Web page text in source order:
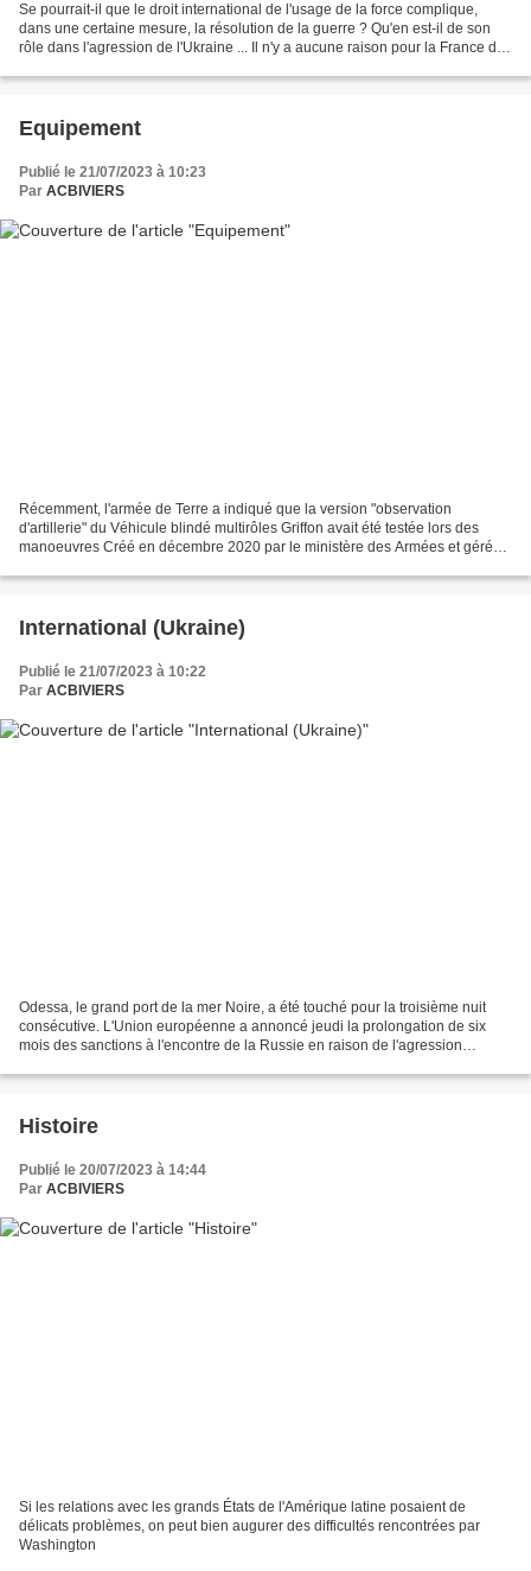
Se pourrait-il que le droit international de l'usage de la force complique,
dans une certaine mesure, la résolution de la guerre ? Qu'en est-il de son
rôle dans l'agression de l'Ukraine ... Il n'y a aucune raison pour la France de
Equipement
Publié le 21/07/2023 à 10:23
Par ACBIVIERS
Récemment, l'armée de Terre a indiqué que la version "observation
d'artillerie" du Véhicule blindé multirôles Griffon avait été testée lors des
manoeuvres Créé en décembre 2020 par le ministère des Armées et géré
International (Ukraine)
Publié le 21/07/2023 à 10:22
Par ACBIVIERS
Odessa, le grand port de la mer Noire, a été touché pour la troisième nuit
consécutive. L'Union européenne a annoncé jeudi la prolongation de six
mois des sanctions à l'encontre de la Russie en raison de l'agression
Histoire
Publié le 20/07/2023 à 14:44
Par ACBIVIERS
Si les relations avec les grands États de l'Amérique latine posaient de
délicats problèmes, on peut bien augurer des difficultés rencontrées par
Washington